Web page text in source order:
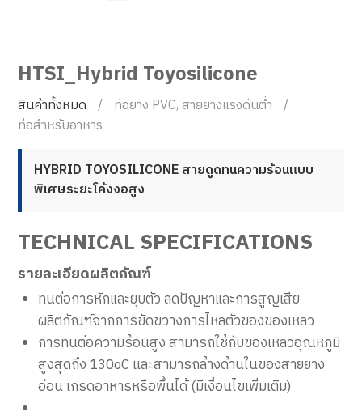
HTSI_Hybrid Toyosilicone
สินค้าทั้งหมด
ท่อยาง PVC, สายยางแรงดันต่ำ
ท่อสำหรับอาหาร
HYBRID TOYOSILICONE สายดูดทนความร้อนแบบ
พิเศษระยะโค้งงอสูง
TECHNICAL SPECIFICATIONS
รายละเอียดผลิตภัณฑ์
ทนต่อการหักและยุบตัว ลดปัญหาและการสูญเสีย
ผลิตภัณฑ์จากการขัดขวางการไหลตัวของของเหลว
การทนต่อความร้อนสูง สามารถใช้กับของเหลวอุณหภูมิ
สูงสุดถึง 130oC เเละสามารถล้างด้านในของสายยาง
อ่อน เกรดอาหารหรือพื้นได้ (มีเงื่อนไขเพิ่มเติม)